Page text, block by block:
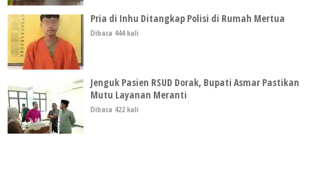
Pria di Inhu Ditangkap Polisi di Rumah Mertua
Dibaca 444 kali
Jenguk Pasien RSUD Dorak, Bupati Asmar Pastikan
Mutu Layanan Meranti
Dibaca 422 kali